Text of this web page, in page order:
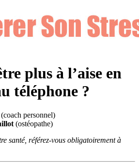
plus à l’aise en
téléphone ?
(coach personnel)
(ostéopathe)
santé, référez-vous obligatoirement à